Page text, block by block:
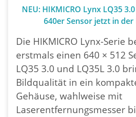
NEU: HIKMICRO Lynx LQ35
640er Sensor jetzt in der
Die HIKMICRO Lynx-Serie
erstmals einen 640 × 512
LQ35 3.0 und LQ35L 3.0
Bildqualität in ein
Gehäuse, wahlweise mit
Laserentfernungsmesser